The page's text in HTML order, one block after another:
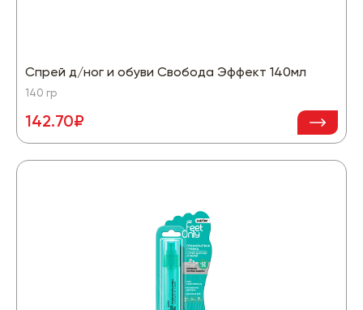
Спрей д/ног и обуви Свобода Эффект 140мл
140 гр
142.70₽